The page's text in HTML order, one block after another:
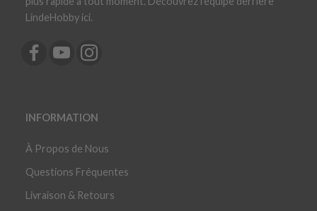
LindeHobby ici.
INFORMATION
À Propos de Nous
Questions Fréquentes
Livraison & Retours